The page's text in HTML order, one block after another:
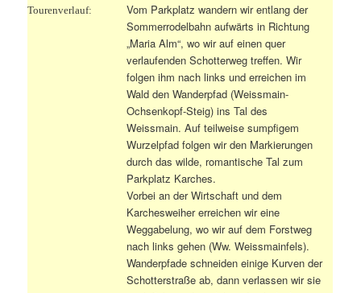
Tourenverlauf:
Vom Parkplatz wandern wir entlang der
Sommerrodelbahn aufwärts in Richtung
„Maria Alm“, wo wir auf einen quer
verlaufenden Schotterweg treffen. Wir
folgen ihm nach links und erreichen im
Wald den Wanderpfad (Weissmain-
Ochsenkopf-Steig) ins Tal des
Weissmain. Auf teilweise sumpfigem
Wurzelpfad folgen wir den Markierungen
durch das wilde, romantische Tal zum
Parkplatz Karches.
Vorbei an der Wirtschaft und dem
Karchesweiher erreichen wir eine
Weggabelung, wo wir auf dem Forstweg
nach links gehen (Ww. Weissmainfels).
Wanderpfade schneiden einige Kurven der
Schotterstraße ab, dann verlassen wir sie